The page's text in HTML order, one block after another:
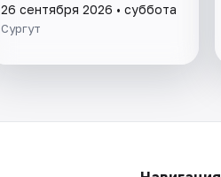
26 сентября 2026 • суббота
Сургут